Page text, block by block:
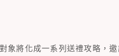
象將化成一系列送禮攻略，